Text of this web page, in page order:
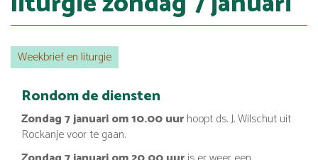
Weekbrief en liturgie
Rondom de diensten
Zondag 7 januari om 10.00 uurhoopt ds. J. Wilschut uit
Rockanje voor te gaan.